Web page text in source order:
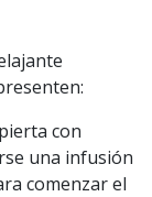
con
una infusión
comenzar el